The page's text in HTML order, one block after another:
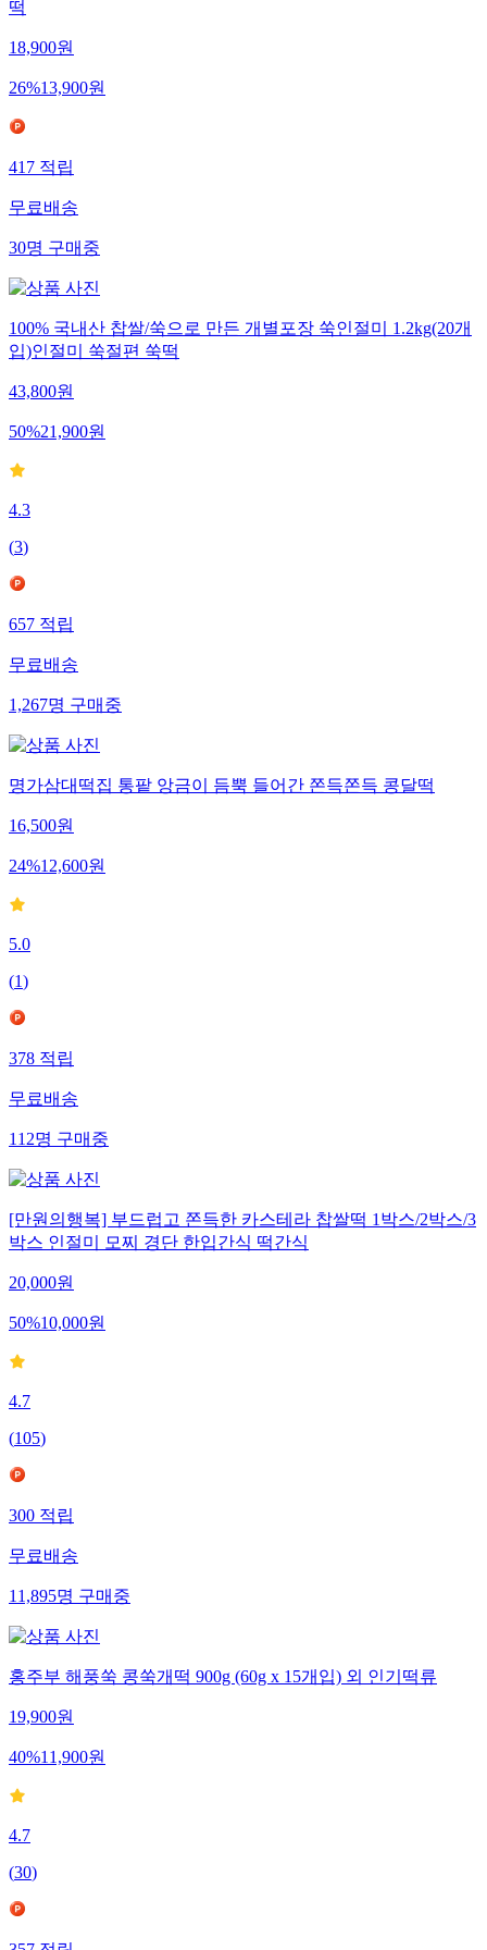
떡
18,900원
26%13,900원
417적립
무료배송
30명구매중
100% 국내산 찹쌀/쑥으로 만든 개별포장 쑥인절미 1.2kg(20개
입)인절미 쑥절편 쑥떡
43,800원
50%21,900원
4.3
(3)
657적립
무료배송
1,267명구매중
명가삼대떡집 통팥 앙금이 듬뿍 들어간 쫀득쫀득 콩달떡
16,500원
24%12,600원
5.0
(1)
378적립
무료배송
112명구매중
[만원의행복] 부드럽고 쫀득한 카스테라 찹쌀떡 1박스/2박스/3
박스 인절미 모찌 경단 한입간식 떡간식
20,000원
50%10,000원
4.7
(105)
300적립
무료배송
11,895명구매중
홍주부 해풍쑥 콩쑥개떡 900g (60g x 15개입) 외 인기떡류
19,900원
40%11,900원
4.7
(30)